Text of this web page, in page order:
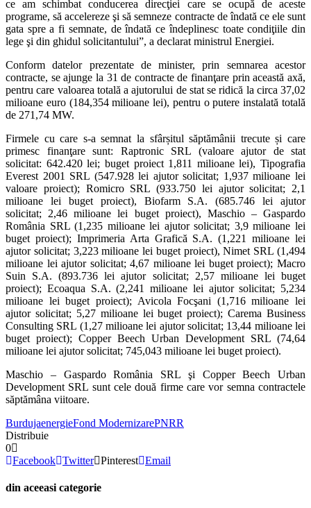
ce am schimbat conducerea direcţiei care se ocupă de aceste
programe, să accelereze şi să semneze contracte de îndată ce ele sunt
gata spre a fi semnate, de îndată ce îndeplinesc toate condiţiile din
lege şi din ghidul solicitantului”, a declarat ministrul Energiei.
Conform datelor prezentate de minister, prin semnarea acestor
contracte, se ajunge la 31 de contracte de finanţare prin această axă,
pentru care valoarea totală a ajutorului de stat se ridică la circa 37,02
milioane euro (184,354 milioane lei), pentru o putere instalată totală
de 271,74 MW.
Firmele cu care s-a semnat la sfârșitul săptămânii trecute și care
primesc finanţare sunt: Raptronic SRL (valoare ajutor de stat
solicitat: 642.420 lei; buget proiect 1,811 milioane lei), Tipografia
Everest 2001 SRL (547.928 lei ajutor solicitat; 1,937 milioane lei
valoare proiect); Romicro SRL (933.750 lei ajutor solicitat; 2,1
milioane lei buget proiect), Biofarm S.A. (685.746 lei ajutor
solicitat; 2,46 milioane lei buget proiect), Maschio – Gaspardo
România SRL (1,235 milioane lei ajutor solicitat; 3,9 milioane lei
buget proiect); Imprimeria Arta Grafică S.A. (1,221 milioane lei
ajutor solicitat; 3,223 milioane lei buget proiect), Nimet SRL (1,494
milioane lei ajutor solicitat; 4,67 milioane lei buget proiect); Macro
Suin S.A. (893.736 lei ajutor solicitat; 2,57 milioane lei buget
proiect); Ecoaqua S.A. (2,241 milioane lei ajutor solicitat; 5,234
milioane lei buget proiect); Avicola Focşani (1,716 milioane lei
ajutor solicitat; 5,27 milioane lei buget proiect); Carema Business
Consulting SRL (1,27 milioane lei ajutor solicitat; 13,44 milioane lei
buget proiect); Copper Beech Urban Development SRL (74,64
milioane lei ajutor solicitat; 745,043 milioane lei buget proiect).
Maschio – Gaspardo România SRL şi Copper Beech Urban
Development SRL sunt cele două firme care vor semna contractele
săptămâna viitoare.
BurdujaenergieFond ModernizarePNRR
Distribuie
0
Facebook Twitter Pinterest Email
din aceeasi categorie